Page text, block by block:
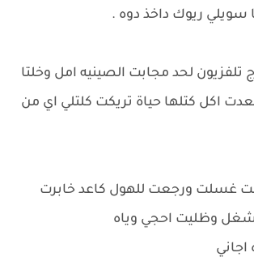
سويلي ريوك داخذ دوه .
تلفزيون لحد مجابت الصينيه امل وخلتا
اكل كتلها حياة تريكت كلتلي اي من
غسلت ورجعت للهول كاعد خابرت
وظليت احجي وياه
اجاني